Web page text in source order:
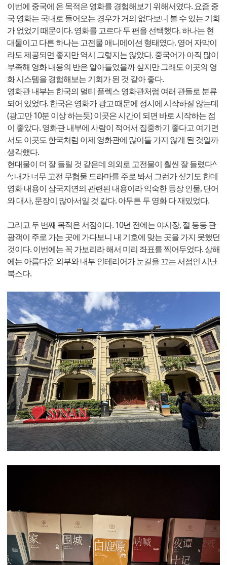
이번에 중국에 온 목적은 영화를 경험해보기 위해서였다. 요즘 중
국 영화는 국내로 들어오는 경우가 거의 없다보니 볼 수 있는 기회
가 없었기 때문이다. 영화를 고르다 두 편을 선택했다. 하나는 현
대물이고 다른 하나는 고전물 애니메이션 형태였다. 영어 자막이
라도 제공되면 좋지만 역시 그렇지는 않았다. 중국어가 아직 많이
부족해 영화 내용의 반은 알아들었을까 싶지만 그래도 이곳의 영
화 시스템을 경험해보는 기회가 된 것 같아 좋다.
영화관 내부는 한국의 멀티 플렉스 영화관처럼 여러 관들로 분류
되어 있었다. 한국은 영화가 광고 때문에 정시에 시작하질 않는데
(광고만 10분 이상 하는듯) 이곳은 시간이 되면 바로 시작하는 점
이 좋았다. 영화관 내부에 사람이 적어서 집중하기 좋다고 여기면
서도 이곳도 한국처럼 이제 영화관에 많이들 가지 않게 된 것일까
생각했다.
현대물이 더 잘 들릴 것 같은데 의외로 고전물이 훨씬 잘 들렸다^
^; 내가 너무 고전 무협물 드라마를 주로 봐서 그런가 싶기도 한데
영화 내용이 삼국지연의 관련된 내용이라 익숙한 등장 인물, 단어
와 대사, 문장이 많아서일 것 같다. 아무튼 두 영화 다 재밌었다.
그리고 두 번째 목적은 서점이다. 10년 전에는 야시장, 절 등등 관
광객이 주로 가는 곳에 가다보니 내 기호에 맞는 곳을 가지 못했던
것이다. 이번에는 꼭 가보리라 해서 미리 좌표를 찍어두었다. 상해
에는 아름다운 외부와 내부 인테리어가 눈길을 끄는 서점인 시난
북스다.